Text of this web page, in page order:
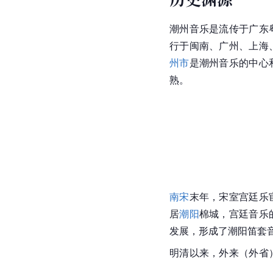
潮州音乐是流传于广东
行于闽南、广州、上
州市是潮州音乐的中
熟。
南宋末年，宋室宫廷乐
居潮阳棉城，宫廷音乐
发展，形成了潮阳笛套
明清以来，外来（外